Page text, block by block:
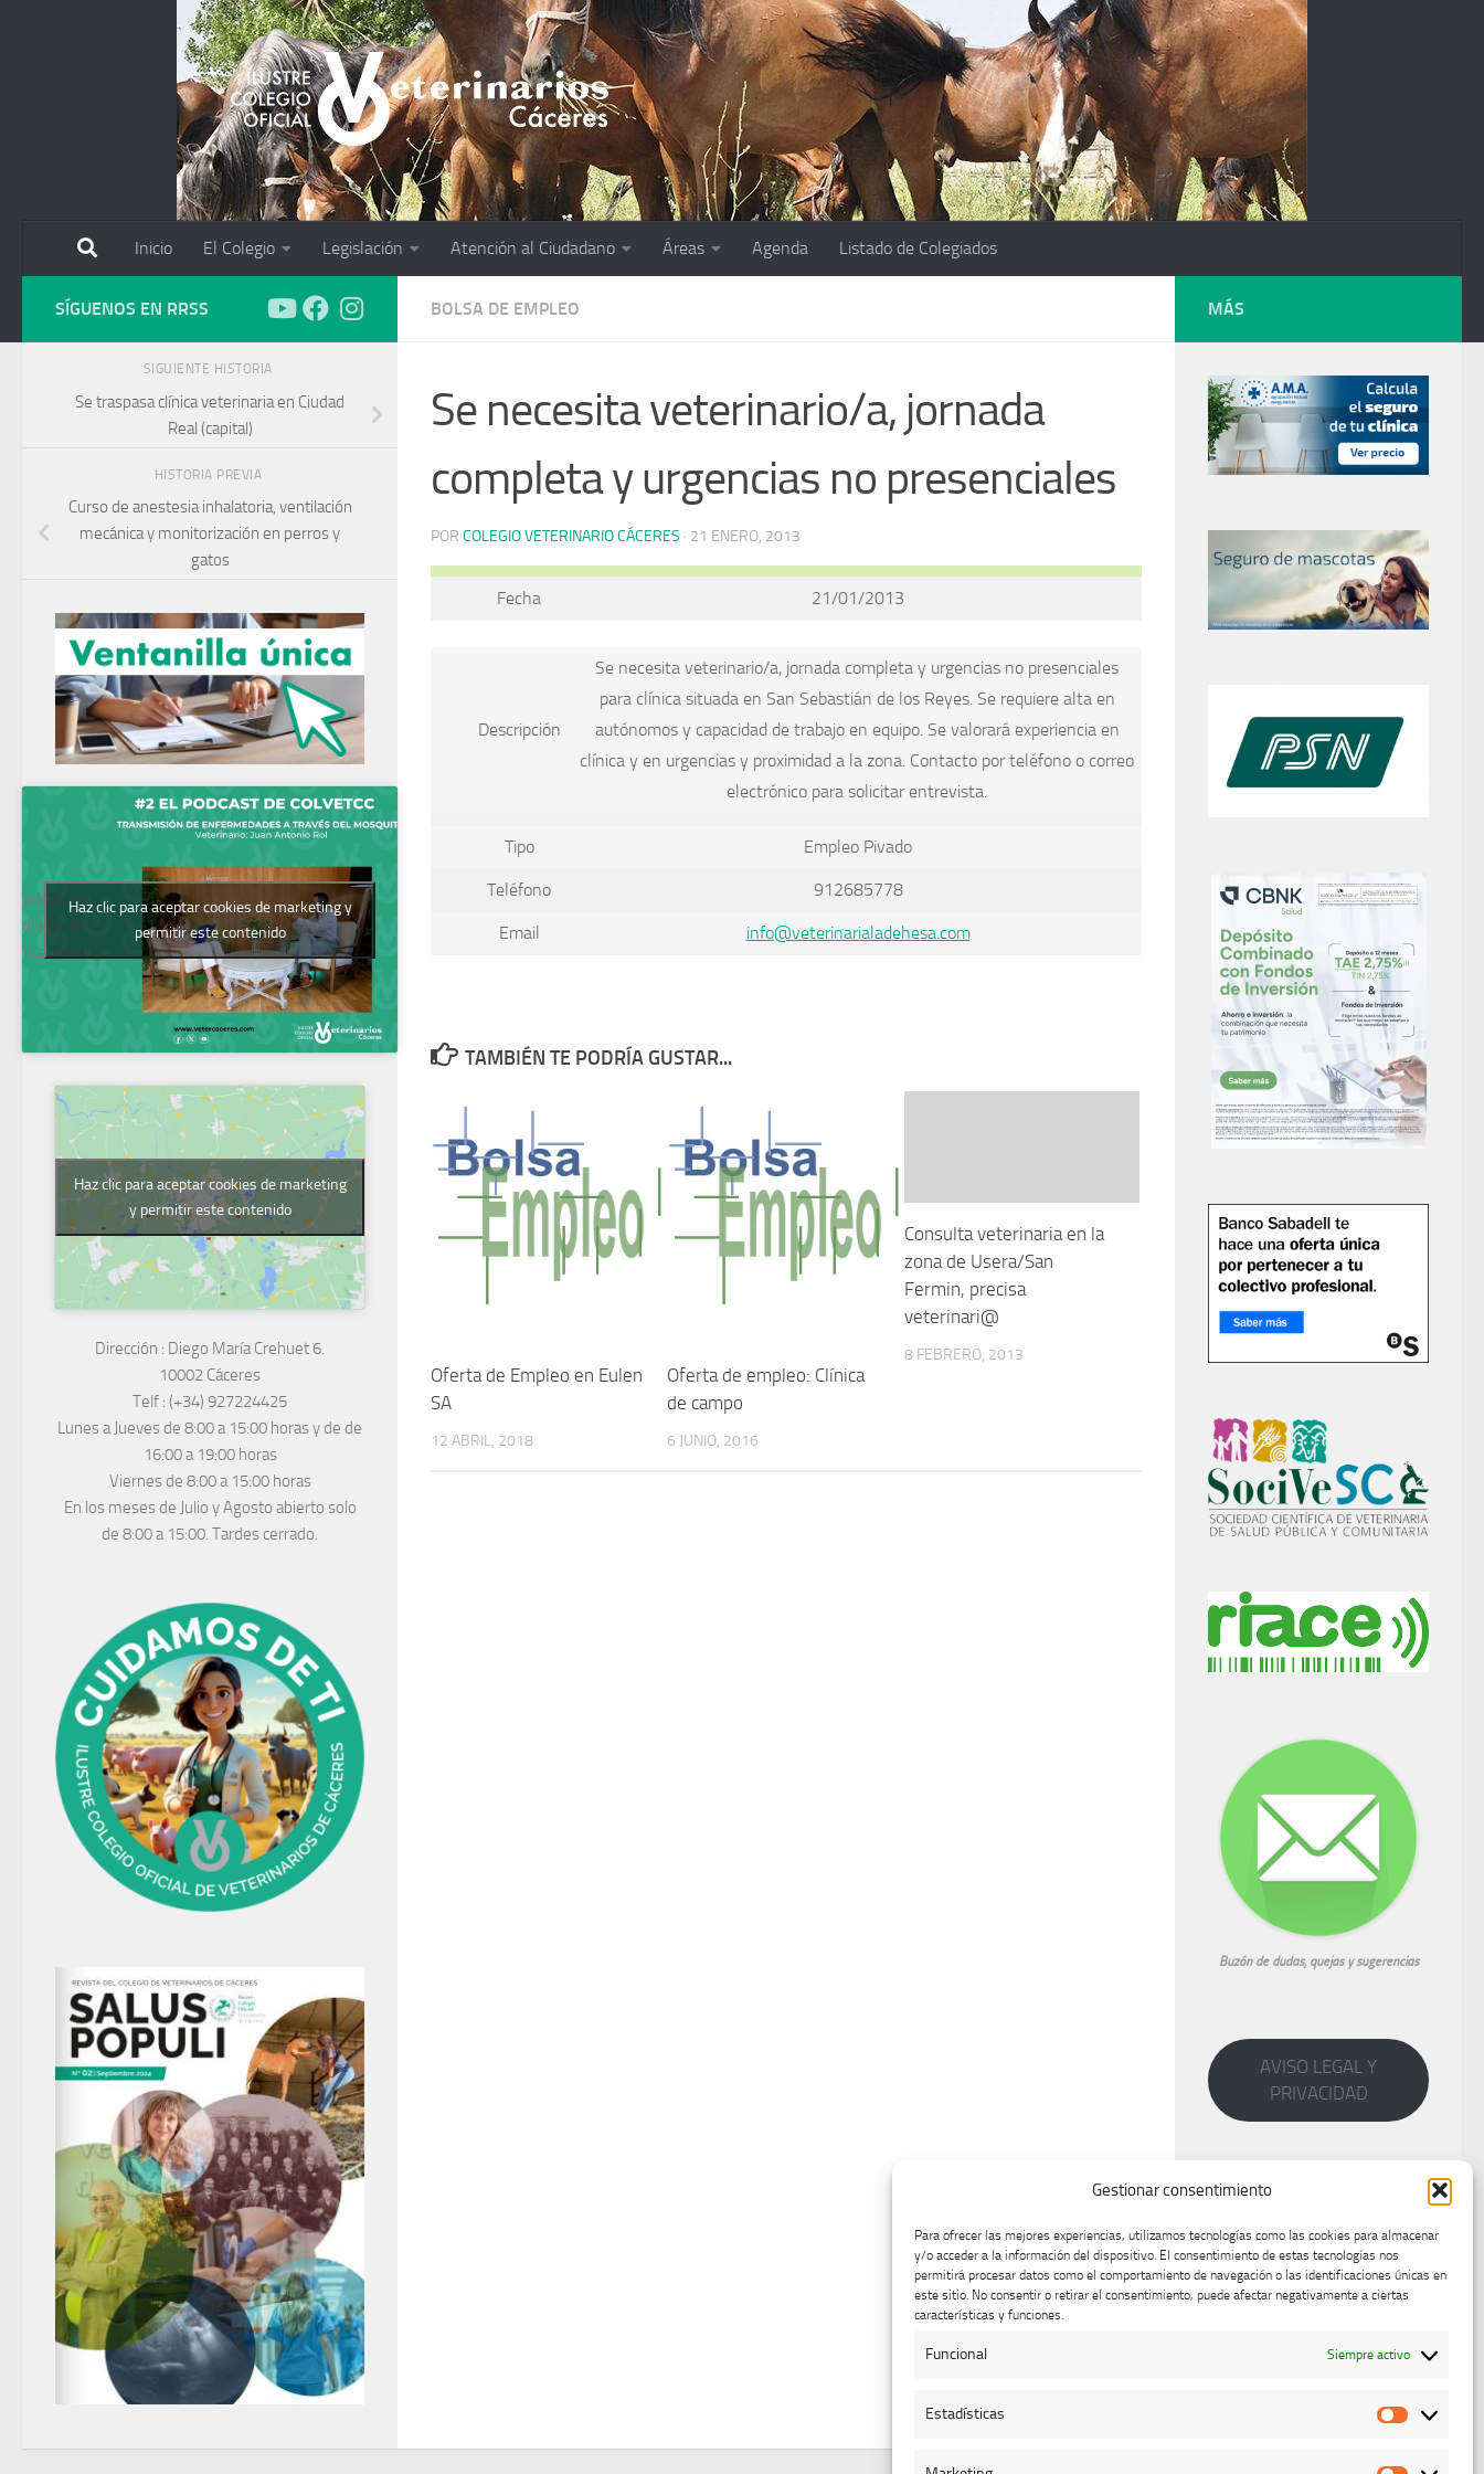
Gestionar consentimiento
Para ofrecer las mejores experiencias, utilizamos tecnologías como las cookies para almacenar
y/o acceder a la información del dispositivo. El consentimiento de estas tecnologías nos
permitirá procesar datos como el comportamiento de navegación o las identificaciones únicas en
este sitio. No consentir o retirar el consentimiento, puede afectar negativamente a ciertas
características y funciones.
Funcional Siempre activo
Estadísticas
Inicio El Colegio Legislación Atención al Ciudadano Áreas Agenda Listado de Colegiados
BOLSA DE EMPLEO
Se necesita veterinario/a, jornada
completa y urgencias no presenciales
POR COLEGIO VETERINARIO CÁCERES · 21 ENERO, 2013
Fecha 21/01/2013
Descripción
Se necesita veterinario/a, jornada completa y urgencias no presenciales
para clínica situada en San Sebastián de los Reyes. Se requiere alta en
autónomos y capacidad de trabajo en equipo. Se valorará experiencia en
clínica y en urgencias y proximidad a la zona. Contacto por teléfono o correo
electrónico para solicitar entrevista.
Tipo Empleo Pivado
Teléfono 912685778
Email info@veterinarialadehesa.com
TAMBIÉN TE PODRÍA GUSTAR...
Oferta de Empleo en Eulen
SA
12 ABRIL, 2018
Oferta de empleo: Clínica
de campo
6 JUNIO, 2016
Consulta veterinaria en la
zona de Usera/San
Fermin, precisa
veterinari@
8 FEBRERO, 2013
SÍGUENOS EN RRSS
SIGUIENTE HISTORIA
Se traspasa clínica veterinaria en Ciudad
Real (capital)
HISTORIA PREVIA
Curso de anestesia inhalatoria, ventilación
mecánica y monitorización en perros y
gatos
Podcast del
Colegio de
Veterinarios
Haz clic para aceptar cookies de marketing y
permitir este contenido
Haz clic para aceptar cookies de marketing
y permitir este contenido
Dirección : Diego María Crehuet 6.
10002 Cáceres
Telf : (+34) 927224425
Lunes a Jueves de 8:00 a 15:00 horas y de de
16:00 a 19:00 horas
Viernes de 8:00 a 15:00 horas
En los meses de Julio y Agosto abierto solo
de 8:00 a 15:00. Tardes cerrado.
MÁS
Buzón de dudas, quejas y sugerencias
AVISO LEGAL Y
PRIVACIDAD